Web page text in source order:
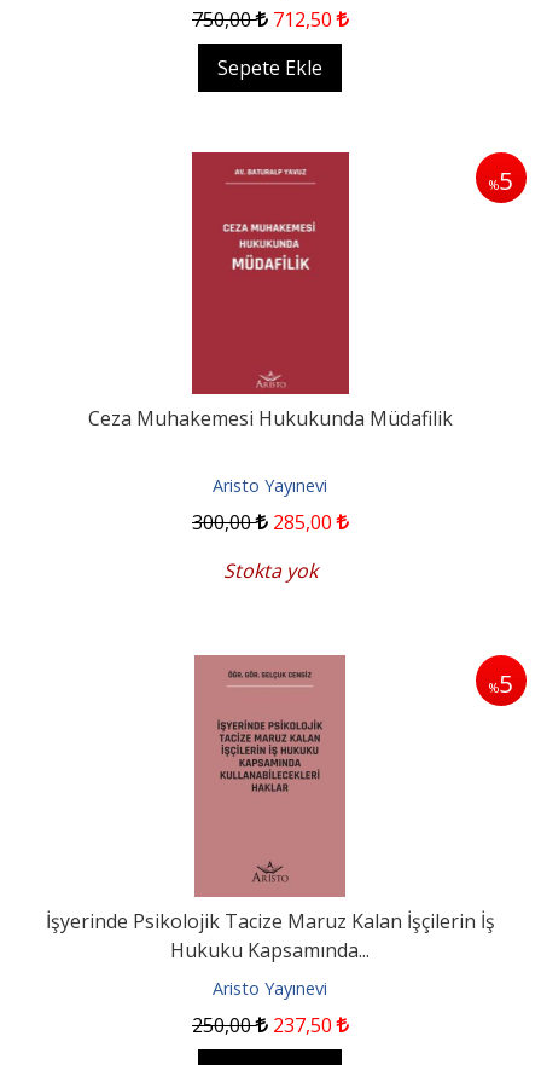
750,00 712,50
Sepete Ekle
%5
Ceza Muhakemesi Hukukunda Müdafilik
Aristo Yayınevi
300,00 285,00
Stokta yok
%5
İşyerinde Psikolojik Tacize Maruz Kalan İşçilerin İş
Hukuku Kapsamında...
Aristo Yayınevi
250,00 237,50